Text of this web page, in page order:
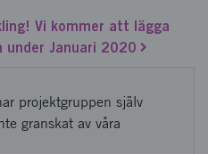
Vi kommer att lägga
Januari 2020
projektgruppen själv
granskat av våra